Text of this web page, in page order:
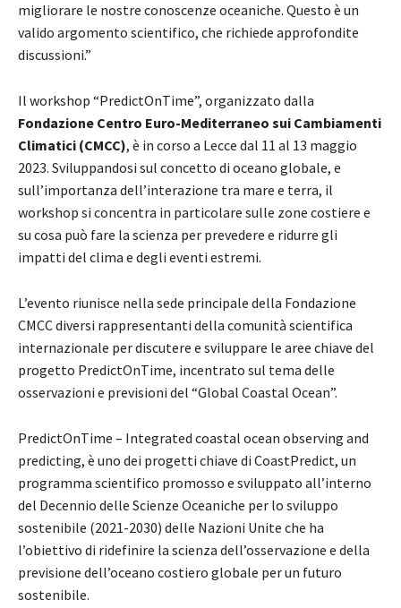
migliorare le nostre conoscenze oceaniche. Questo è un
valido argomento scientifico, che richiede approfondite
discussioni.”
Il workshop “PredictOnTime”, organizzato dalla
Fondazione Centro Euro-Mediterraneo sui Cambiamenti
Climatici (CMCC), è in corso a Lecce dal 11 al 13 maggio
2023. Sviluppandosi sul concetto di oceano globale, e
sull’importanza dell’interazione tra mare e terra, il
workshop si concentra in particolare sulle zone costiere e
su cosa può fare la scienza per prevedere e ridurre gli
impatti del clima e degli eventi estremi.
L’evento riunisce nella sede principale della Fondazione
CMCC diversi rappresentanti della comunità scientifica
internazionale per discutere e sviluppare le aree chiave del
progetto PredictOnTime, incentrato sul tema delle
osservazioni e previsioni del “Global Coastal Ocean”.
PredictOnTime – Integrated coastal ocean observing and
predicting, è uno dei progetti chiave di CoastPredict, un
programma scientifico promosso e sviluppato all’interno
del Decennio delle Scienze Oceaniche per lo sviluppo
sostenibile (2021-2030) delle Nazioni Unite che ha
l’obiettivo di ridefinire la scienza dell’osservazione e della
previsione dell’oceano costiero globale per un futuro
sostenibile.